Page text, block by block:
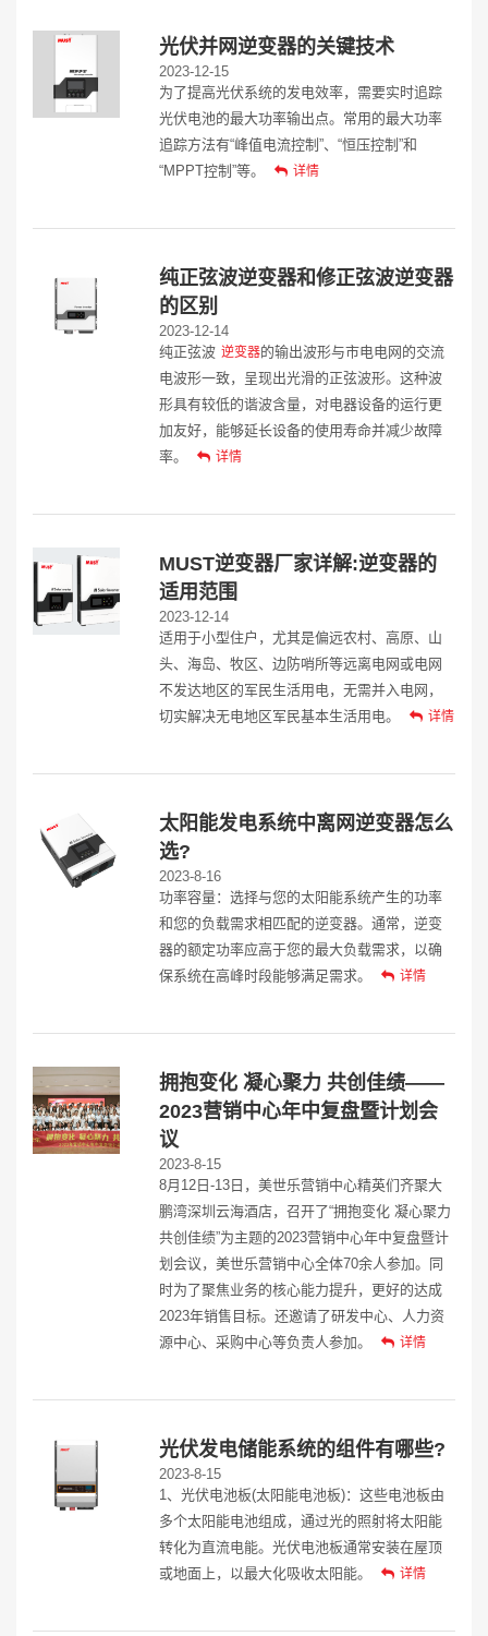
光伏并网逆变器的关键技术
2023-12-15
为了提高光伏系统的发电效率，需要实时追踪
光伏电池的最大功率输出点。常用的最大功率
追踪方法有“峰值电流控制”、“恒压控制”和
“MPPT控制”等。
详情
纯正弦波逆变器和修正弦波逆变器
的区别
2023-12-14
纯正弦波 逆变器的输出波形与市电电网的交流
电波形一致，呈现出光滑的正弦波形。这种波
形具有较低的谐波含量，对电器设备的运行更
加友好，能够延长设备的使用寿命并减少故障
率。
详情
MUST逆变器厂家详解:逆变器的
适用范围
2023-12-14
适用于小型住户，尤其是偏远农村、高原、山
头、海岛、牧区、边防哨所等远离电网或电网
不发达地区的军民生活用电，无需并入电网，
切实解决无电地区军民基本生活用电。
详情
太阳能发电系统中离网逆变器怎么
选?
2023-8-16
功率容量：选择与您的太阳能系统产生的功率
和您的负载需求相匹配的逆变器。通常，逆变
器的额定功率应高于您的最大负载需求，以确
保系统在高峰时段能够满足需求。
详情
拥抱变化 凝心聚力 共创佳绩——
2023营销中心年中复盘暨计划会
议
2023-8-15
8月12日-13日，美世乐营销中心精英们齐聚大
鹏湾深圳云海酒店，召开了“拥抱变化 凝心聚力
共创佳绩”为主题的2023营销中心年中复盘暨计
划会议，美世乐营销中心全体70余人参加。同
时为了聚焦业务的核心能力提升，更好的达成
2023年销售目标。还邀请了研发中心、人力资
源中心、采购中心等负责人参加。
详情
光伏发电储能系统的组件有哪些?
2023-8-15
1、光伏电池板(太阳能电池板)：这些电池板由
多个太阳能电池组成，通过光的照射将太阳能
转化为直流电能。光伏电池板通常安装在屋顶
或地面上，以最大化吸收太阳能。
详情